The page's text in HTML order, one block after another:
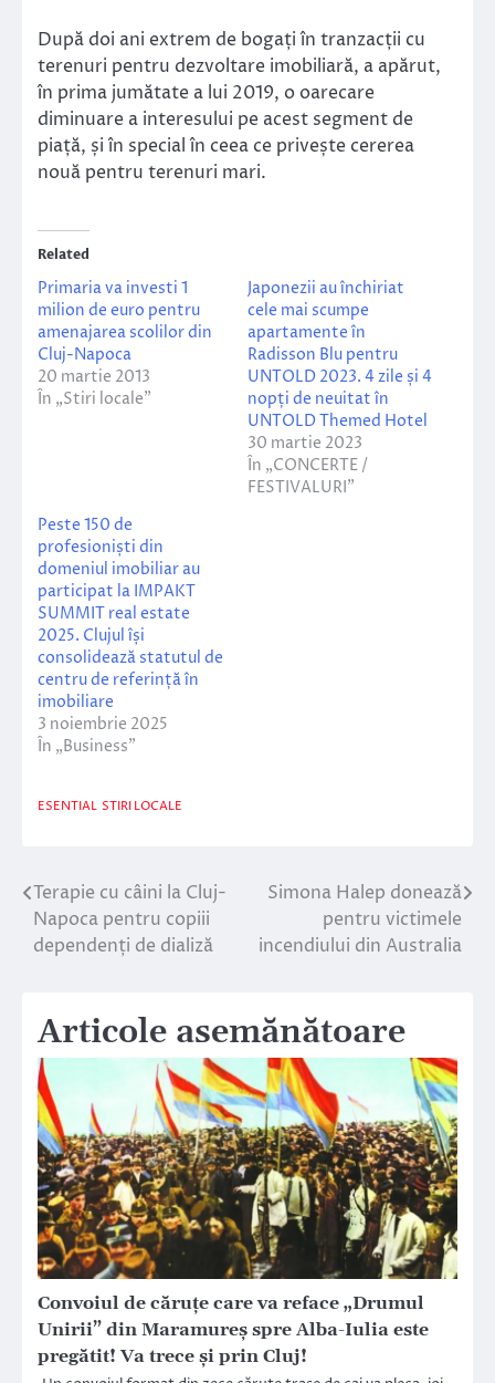
După doi ani extrem de bogați în tranzacții cu
terenuri pentru dezvoltare imobiliară, a apărut,
în prima jumătate a lui 2019, o oarecare
diminuare a interesului pe acest segment de
piață, și în special în ceea ce privește cererea
nouă pentru terenuri mari.
Related
Primaria va investi 1
milion de euro pentru
amenajarea scolilor din
Cluj-Napoca
20 martie 2013
În „Stiri locale”
Japonezii au închiriat
cele mai scumpe
apartamente în
Radisson Blu pentru
UNTOLD 2023. 4 zile și 4
nopți de neuitat în
UNTOLD Themed Hotel
30 martie 2023
În „CONCERTE /
FESTIVALURI”
Peste 150 de
profesioniști din
domeniul imobiliar au
participat la IMPAKT
SUMMIT real estate
2025. Clujul își
consolidează statutul de
centru de referință în
imobiliare
3 noiembrie 2025
În „Business”
ESENTIAL STIRI LOCALE
Navigare
în
Terapie cu câini la Cluj-
Napoca pentru copiii
dependenți de dializă
Simona Halep donează
pentru victimele
incendiului din Australia
Articole asemănătoare
Convoiul de căruțe care va reface „Drumul
Unirii” din Maramureș spre Alba-Iulia este
pregătit! Va trece și prin Cluj!